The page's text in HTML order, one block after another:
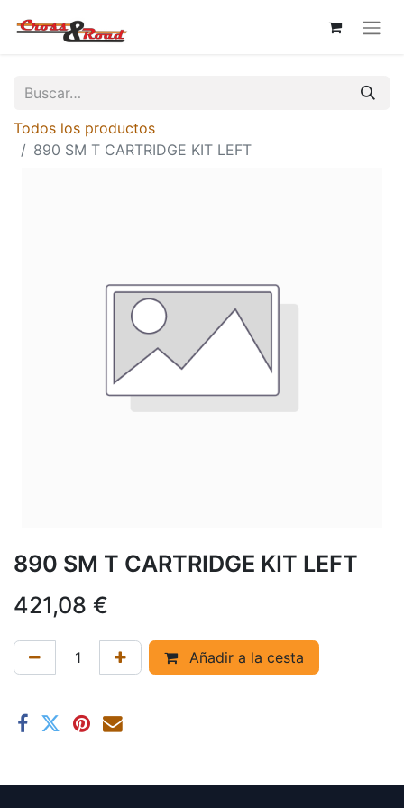
Todos los productos
890 SM T CARTRIDGE KIT LEFT
890 SM T CARTRIDGE KIT LEFT
421,08 €
Añadir a la cesta